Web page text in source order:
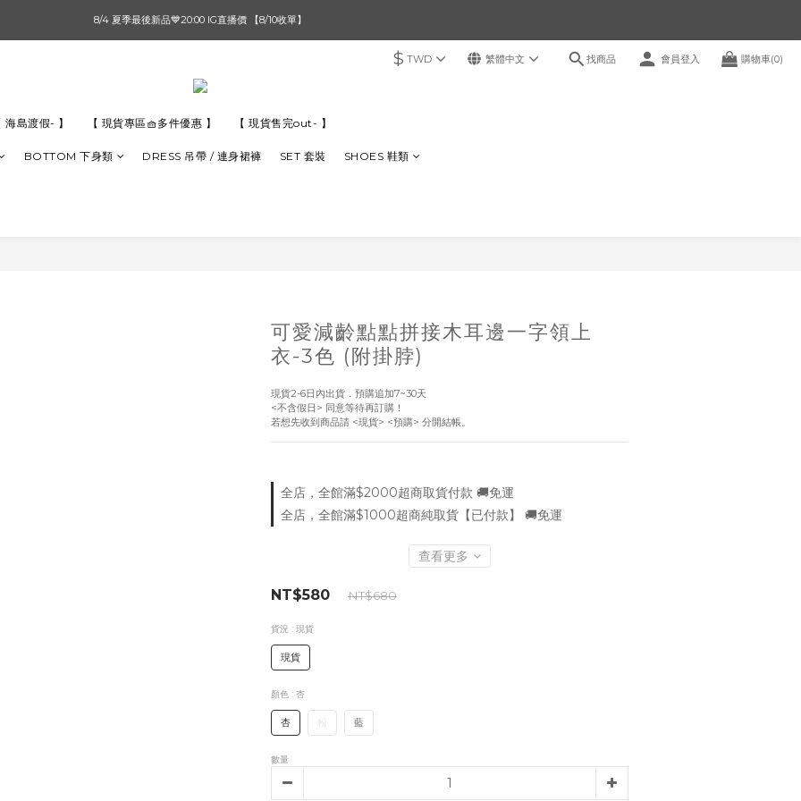
單筆滿$1000【先付款】 / 滿$2000【超取付款】 🚚免運費
8/4 夏季最後新品💙20:00 IG直播價 【8/10收單】
$ TWD 繁體中文 找商品 會員登入 購物車(0)
海島渡假- 】 【 現貨專區🧺多件優惠 】 【 現貨售完out- 】
BOTTOM 下身類 DRESS 吊帶 / 連身裙褲 SET 套裝 SHOES 鞋類
可愛減齡點點拼接木耳邊一字領上
衣-3色 (附掛脖)
現貨2-6日內出貨．預購追加7~30天
<不含假日> 同意等待再訂購！
若想先收到商品請 <現貨> <預購> 分開結帳。
全店，全館滿$2000超商取貨付款 🚚免運
全店，全館滿$1000超商純取貨【已付款】 🚚免運
查看更多
NT$580 NT$680
貨況 : 現貨
現貨
顏色 : 杏
杏 藍
數量